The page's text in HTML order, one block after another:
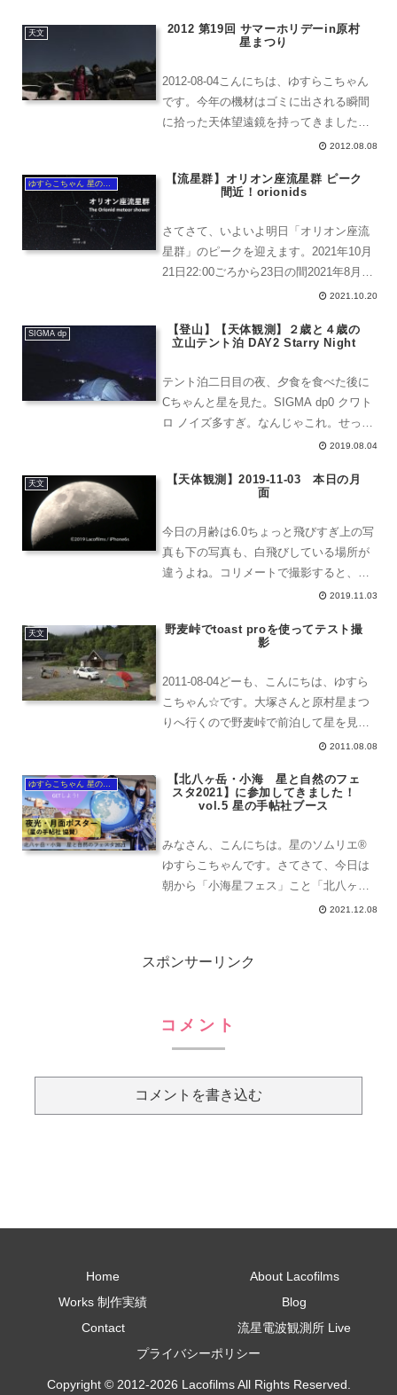
天文
2012 第19回 サマーホリデーin原村
星まつり
2012-08-04こんにちは、ゆすらこちゃん
です。今年の機材はゴミに出される瞬間
に拾った天体望遠鏡を持ってきました。
ごとうしまづのコラボ品？みたいで、石
タイプのものです。理科教育に力を入れ
2012.08.08
ゆすらこちゃん 星のソムリエ®︎
【流星群】オリオン座流星群 ピーク
間近！orionids
さてさて、いよいよ明日「オリオン座流
星群」のピークを迎えます。2021年10月
21日22:00ごろから23日の間2021年8月の
ペルセウス座流星群は、ピークの次の日
きました。オリオン座流星群もピークと
2021.10.20
SIGMA dp
【登山】【天体観測】２歳と４歳の
立山テント泊 DAY2 Starry Night
テント泊二日目の夜、夕食を食べた後に
Cちゃんと星を見た。SIGMA dp0 クワト
ロ ノイズ多すぎ。なんじゃこれ。せっか
く星が出たので、SQMでの計測と写真撮
雷鳥沢野営場は、くぼ地というか、山の
2019.08.04
天文
【天体観測】2019-11-03 本日の月
面
今日の月齢は6.0ちょっと飛びすぎ上の写
真も下の写真も、白飛びしている場所が
違うよね。コリメートで撮影すると、こ
うやってレンズとレンズを付け合わせて
けよ。迷光に関して対策していないか
2019.11.03
天文
野麦峠でtoast proを使ってテスト撮
影
2011-08-04どーも、こんにちは、ゆすら
こちゃん☆です。大塚さんと原村星まつ
りへ行くので野麦峠で前泊して星を見よ
うということになり銀塩の師匠M氏とデ
るお）氏から、託されたものがありまし
た。それはt...
2011.08.08
ゆすらこちゃん 星のソムリエ®︎
【北八ヶ岳・小海 星と自然のフェ
スタ2021】に参加してきました！
vol.5 星の手帖社ブース
みなさん、こんにちは。星のソムリエ®️
ゆすらこちゃんです。さてさて、今日は
朝から「小海星フェス」こと「北八ヶ
岳・小海 星と自然のフェスタ2021」に
しです。初日は太田...
2021.12.08
スポンサーリンク
コメント
コメントを書き込む
Home
About Lacofilms
Works 制作実績
Blog
Contact
流星電波観測所 Live
プライバシーポリシー
Copyright © 2012-2026 Lacofilms All Rights Reserved.